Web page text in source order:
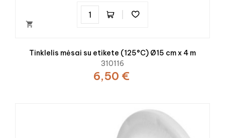

Tinklelis mėsai su etikete (125°C) Ø15 cm x 4 m
310116
6,50 €